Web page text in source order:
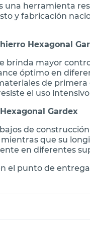
una herramienta
y fabricación
Hexagonal
brinda mayor
óptimo en
de primera
el uso intensivo
Gardex
de
que su
en diferentes
el punto de